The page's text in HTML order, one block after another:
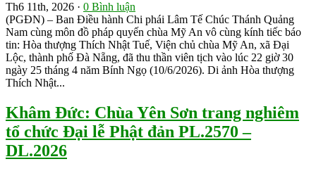
Th6 11th, 2026 · 0 Bình luận
(PGĐN) – Ban Điều hành Chi phái Lâm Tế Chúc Thánh Quảng
Nam cùng môn đồ pháp quyến chùa Mỹ An vô cùng kính tiếc báo
tin: Hòa thượng Thích Nhật Tuế, Viện chủ chùa Mỹ An, xã Đại
Lộc, thành phố Đà Nẵng, đã thu thần viên tịch vào lúc 22 giờ 30
ngày 25 tháng 4 năm Bính Ngọ (10/6/2026). Di ảnh Hòa thượng
Thích Nhật...
Khâm Đức: Chùa Yên Sơn trang nghiêm
tổ chức Đại lễ Phật đản PL.2570 –
DL.2026